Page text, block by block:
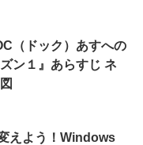
（ドック）あすへの
ン１』あらすじ ネ
えよう！Windows